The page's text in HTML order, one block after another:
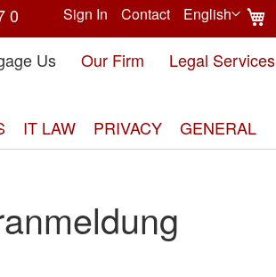
Language
English
Sign In Contact
0
Us
Our Firm Legal Services
IT LAW PRIVACY GENERAL